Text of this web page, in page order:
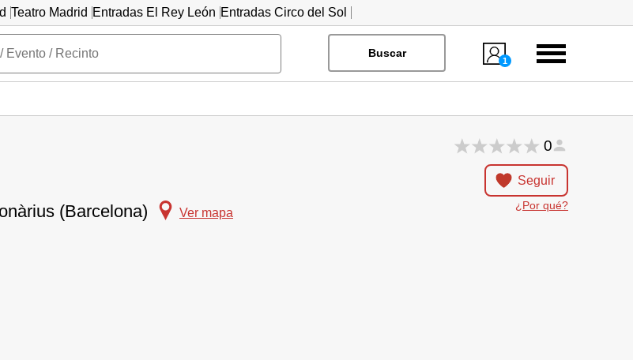
Teatro Madrid Entradas El Rey León Entradas Circo del Sol
Buscar
1
Menú
(Barcelona) Ver mapa
0
Seguir
¿Por qué?